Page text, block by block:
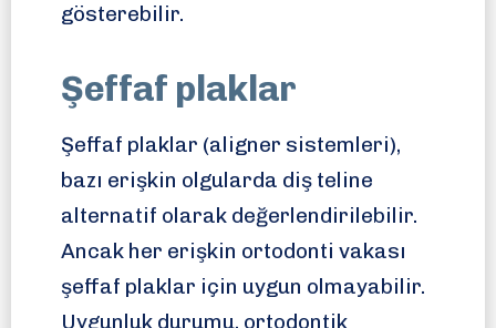
gösterebilir.
Şeffaf plaklar
Şeffaf plaklar (aligner sistemleri),
bazı erişkin olgularda diş teline
alternatif olarak değerlendirilebilir.
Ancak her erişkin ortodonti vakası
şeffaf plaklar için uygun olmayabilir.
Uygunluk durumu, ortodontik